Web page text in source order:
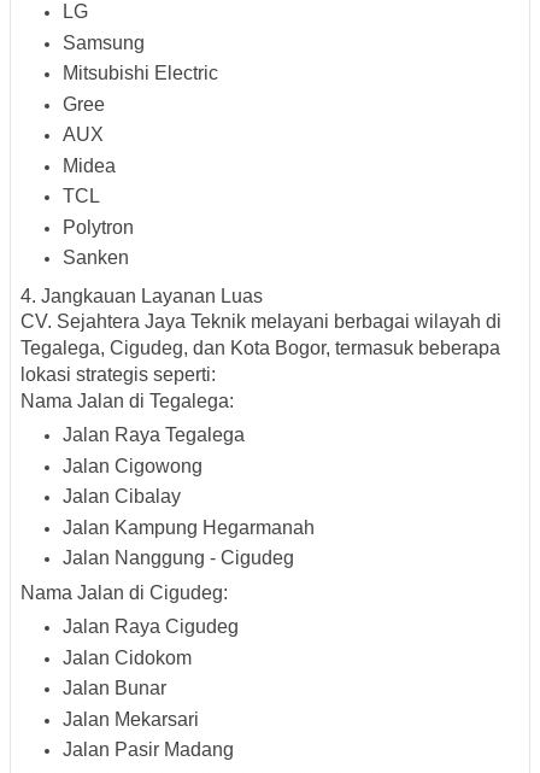
LG
Samsung
Mitsubishi Electric
Gree
AUX
Midea
TCL
Polytron
Sanken
4. Jangkauan Layanan Luas
CV. Sejahtera Jaya Teknik melayani berbagai wilayah di
Tegalega, Cigudeg, dan Kota Bogor, termasuk beberapa
lokasi strategis seperti:
Nama Jalan di Tegalega:
Jalan Raya Tegalega
Jalan Cigowong
Jalan Cibalay
Jalan Kampung Hegarmanah
Jalan Nanggung - Cigudeg
Nama Jalan di Cigudeg:
Jalan Raya Cigudeg
Jalan Cidokom
Jalan Bunar
Jalan Mekarsari
Jalan Pasir Madang